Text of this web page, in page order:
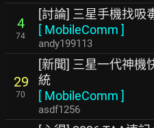
4
74
[討論] 三星手機找吸
[ MobileComm ]
andy199113
29
70
[新聞] 三星一代神機
統
[ MobileComm ]
asdf1256